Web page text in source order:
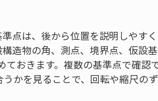
点は、後から位置を説明しやす
造物の角、測点、境界点、仮設
おきます。複数の基準点で確認
かを見ることで、回転や縮尺の